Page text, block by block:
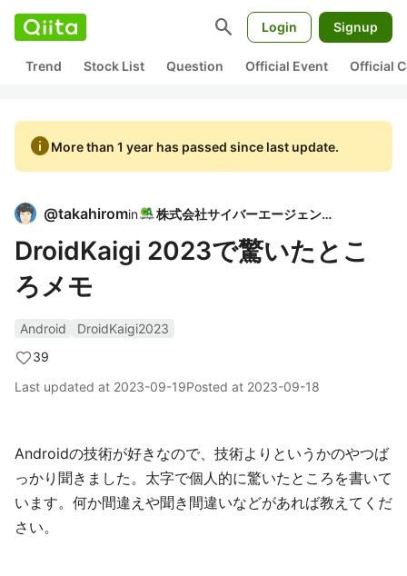
search Login Signup
Trend Stock List Question Official Event Official
infoMore than 1 year has passed since last update.
@takahiromin 株式会社サイバーエージェント
DroidKaigi 2023で驚いたとこ
ろメモ
Android
DroidKaigi2023
39
Last updated at 2023-09-19Posted at 2023-09-18
Androidの技術が好きなので、技術よりというかのやつば
っかり聞きました。太字で個人的に驚いたところを書いて
います。何か間違えや聞き間違いなどがあれば教えてくだ
さい。